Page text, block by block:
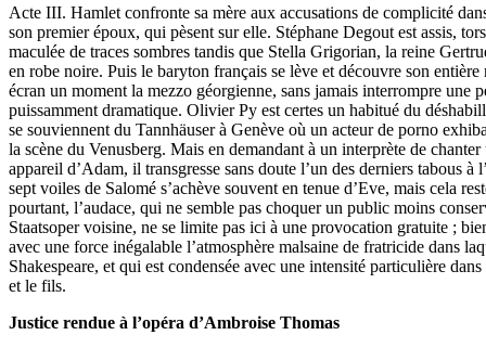
Acte III. Hamlet confronte sa mère aux accusations de complicité
son premier époux, qui pèsent sur elle. Stéphane Degout est assis,
maculée de traces sombres tandis que Stella Grigorian, la reine
en robe noire. Puis le baryton français se lève et découvre son
écran un moment la mezzo géorgienne, sans jamais interrompre une
puissamment dramatique. Olivier Py est certes un habitué du
se souviennent du Tannhäuser à Genève où un acteur de porno
la scène du Venusberg. Mais en demandant à un interprète de chanter
appareil d’Adam, il transgresse sans doute l’un des derniers tabous à
sept voiles de Salomé s’achève souvent en tenue d’Eve, mais cela
pourtant, l’audace, qui ne semble pas choquer un public moins
Staatsoper voisine, ne se limite pas ici à une provocation gratuite ;
avec une force inégalable l’atmosphère malsaine de fratricide dans
Shakespeare, et qui est condensée avec une intensité particulière
et le fils.
Justice rendue à l’opéra d’Ambroise Thomas